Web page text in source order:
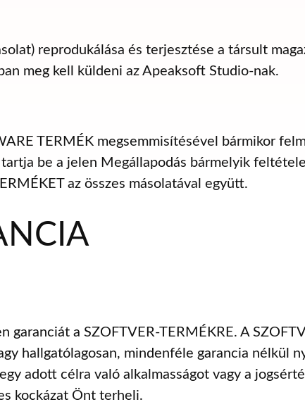
reprodukálása és terjesztése a társult
meg kell küldeni az Apeaksoft Studio-nak.
TERMÉK megsemmisítésével bármikor
be a jelen Megállapodás bármelyik
az összes másolatával együtt.
a SZOFTVER-TERMÉKRE. A
hallgatólagosan, mindenféle garancia nélkül
adott célra való alkalmasságot vagy a
kockázat Önt terheli.